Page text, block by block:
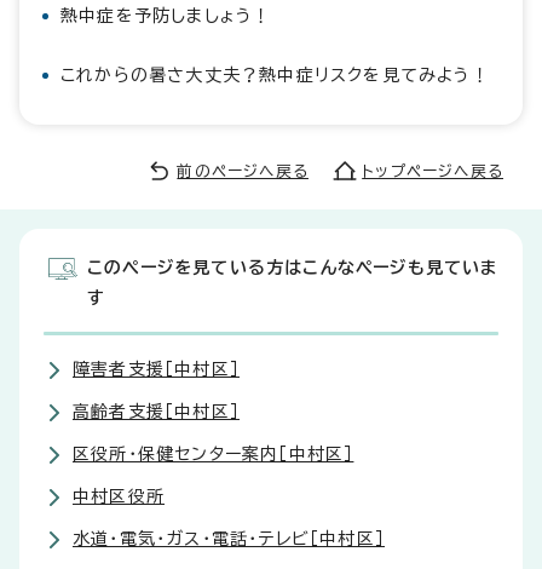
熱中症を予防しましょう！
これからの暑さ大丈夫？熱中症リスクを見てみよう！
前のページへ戻る トップページへ戻る
このページを見ている方はこんなページも見ていま
す
障害者支援［中村区］
高齢者支援［中村区］
区役所・保健センター案内［中村区］
中村区役所
水道・電気・ガス・電話・テレビ［中村区］